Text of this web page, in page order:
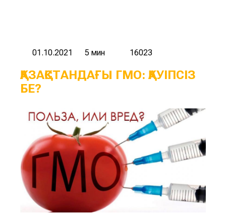
01.10.2021 5 мин 16023
ҚАЗАҚСТАНДАҒЫ ГМО: ҚАУІПСІЗ
БЕ?